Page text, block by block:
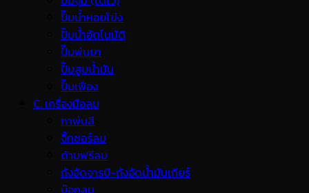
ปั๊มน้ำหอยโข่ง
ปั๊มน้ำอัตโนมัติ
ปั๊มพ่นยา
ปั๊มสูบน้ำมัน
ปั๊มเฟือง
C. เครื่องมือลม
กาพ่นสี
จิ๊กซอร์ลม
ด้ามฟรีลม
ถังอัดจารบี-ถังอัดน้ำมันเกียร์
บ๊อกลม